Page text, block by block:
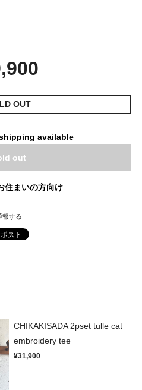
OUT
available
out
住まいの方向け
報する
CHIKAKISADA 2pset tulle cat
embroidery tee
¥31,900